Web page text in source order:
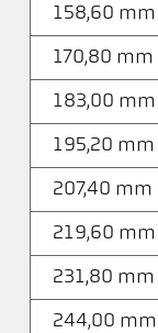
158,60 mm
170,80 mm
183,00 mm
195,20 mm
207,40 mm
219,60 mm
231,80 mm
244,00 mm